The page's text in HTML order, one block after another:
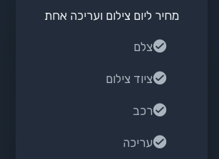
מחיר ליום צילום ועריכה אחת
צלם
ציוד צילום
רכב
עריכה